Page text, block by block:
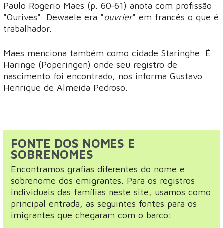
Paulo Rogerio Maes (p. 60-61) anota com profissão
"Ourives". Dewaele era "ouvrier" em francês o que é
trabalhador.
Maes menciona também como cidade Staringhe. É
Haringe (Poperingen) onde seu registro de
nascimento foi encontrado, nos informa Gustavo
Henrique de Almeida Pedroso.
FONTE DOS NOMES E
SOBRENOMES
Encontramos grafias diferentes do nome e
sobrenome dos emigrantes. Para os registros
individuais das famílias neste site, usamos como
principal entrada, as seguintes fontes para os
imigrantes que chegaram com o barco: